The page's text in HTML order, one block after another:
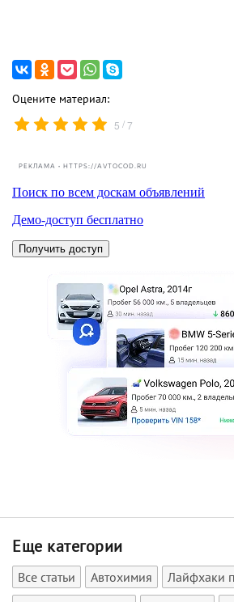
Оцените материал:
5 /7
РЕКЛАМА • HTTPS://AVTOCOD.RU
Еще категории
Все статьи Автохимия
Лайфхаки